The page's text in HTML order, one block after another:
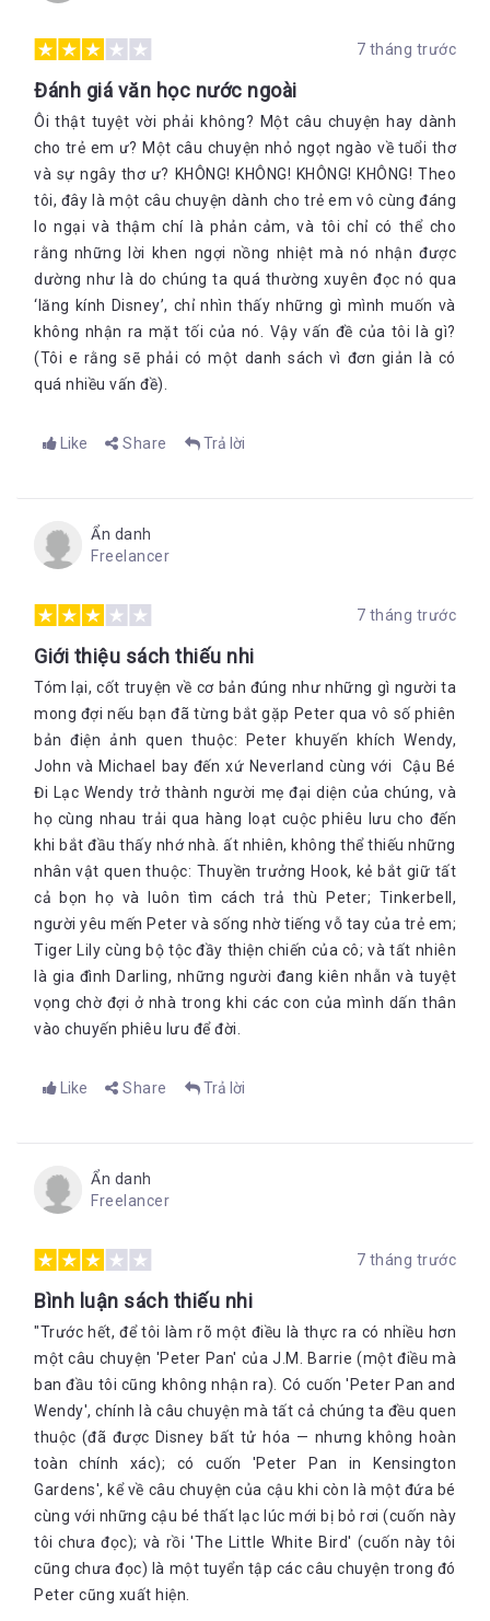
7 tháng trước
Đánh giá văn học nước ngoài
Ôi thật tuyệt vời phải không? Một câu chuyện hay dành
cho trẻ em ư? Một câu chuyện nhỏ ngọt ngào về tuổi thơ
và sự ngây thơ ư? KHÔNG! KHÔNG! KHÔNG! KHÔNG! Theo
tôi, đây là một câu chuyện dành cho trẻ em vô cùng đáng
lo ngại và thậm chí là phản cảm, và tôi chỉ có thể cho
rằng những lời khen ngợi nồng nhiệt mà nó nhận được
dường như là do chúng ta quá thường xuyên đọc nó qua
‘lăng kính Disney’, chỉ nhìn thấy những gì mình muốn và
không nhận ra mặt tối của nó. Vậy vấn đề của tôi là gì?
(Tôi e rằng sẽ phải có một danh sách vì đơn giản là có
quá nhiều vấn đề).
Like Share Trả lời
Ẩn danh
Freelancer
7 tháng trước
Giới thiệu sách thiếu nhi
Tóm lại, cốt truyện về cơ bản đúng như những gì người ta
mong đợi nếu bạn đã từng bắt gặp Peter qua vô số phiên
bản điện ảnh quen thuộc: Peter khuyến khích Wendy,
John và Michael bay đến xứ Neverland cùng với Cậu Bé
Đi Lạc Wendy trở thành người mẹ đại diện của chúng, và
họ cùng nhau trải qua hàng loạt cuộc phiêu lưu cho đến
khi bắt đầu thấy nhớ nhà. ất nhiên, không thể thiếu những
nhân vật quen thuộc: Thuyền trưởng Hook, kẻ bắt giữ tất
cả bọn họ và luôn tìm cách trả thù Peter; Tinkerbell,
người yêu mến Peter và sống nhờ tiếng vỗ tay của trẻ em;
Tiger Lily cùng bộ tộc đầy thiện chiến của cô; và tất nhiên
là gia đình Darling, những người đang kiên nhẫn và tuyệt
vọng chờ đợi ở nhà trong khi các con của mình dấn thân
vào chuyến phiêu lưu để đời.
Like Share Trả lời
Ẩn danh
Freelancer
7 tháng trước
Bình luận sách thiếu nhi
"Trước hết, để tôi làm rõ một điều là thực ra có nhiều hơn
một câu chuyện 'Peter Pan' của J.M. Barrie (một điều mà
ban đầu tôi cũng không nhận ra). Có cuốn 'Peter Pan and
Wendy', chính là câu chuyện mà tất cả chúng ta đều quen
thuộc (đã được Disney bất tử hóa — nhưng không hoàn
toàn chính xác); có cuốn 'Peter Pan in Kensington
Gardens', kể về câu chuyện của cậu khi còn là một đứa bé
cùng với những cậu bé thất lạc lúc mới bị bỏ rơi (cuốn này
tôi chưa đọc); và rồi 'The Little White Bird' (cuốn này tôi
cũng chưa đọc) là một tuyển tập các câu chuyện trong đó
Peter cũng xuất hiện.